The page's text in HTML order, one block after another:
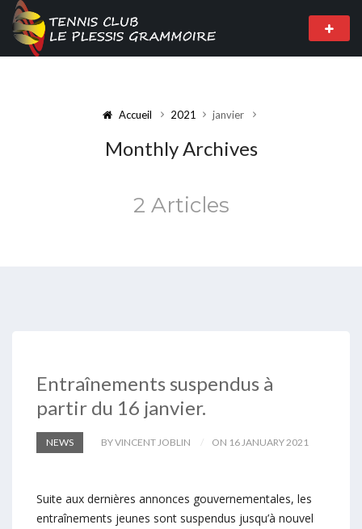
Accueil 2021 janvier
Monthly Archives
2 Articles
Entraînements suspendus à
partir du 16 janvier.
NEWS BY VINCENT JOBLIN ON 16 JANUARY 2021
Suite aux dernières annonces gouvernementales, les
entraînements jeunes sont suspendus jusqu’à nouvel